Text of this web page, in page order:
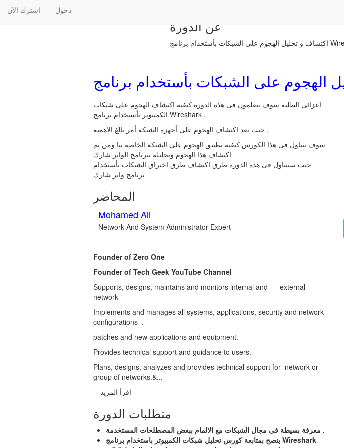
اشترك الآن دخول
عن الدورة
اعزائى الطلبة سوف تتعلمون فى هذة الدورة كيفية اكتشاف الهجوم على شبكات
الكمبيوتر بأستخدام برنامج Wireshark .
حيث يعد اكتشاف الهجوم على أجهزة الشبكة أمر بالغ الاهمية .
سوف نتناول فى هذا الكورس كيفية تطبيق الهجوم على الشبكة الخاصة بنا ومن ثم
حيث سنتناول فى هذة الدورة طرق اكتشاف طرق اختراق الشبكات بأستخدام
برنامج واير شارك
المحاضر
Mohamed Ali
Network And System Administrator Expert
Founder of Zero One
Founder of Tech Geek YouTube Channel
Supports, designs, maintains and monitors internal and external
network
Implements and manages all systems, applications, security and network
configurations .
patches and new applications and equipment.
Provides technical support and guidance to users.
Plans, designs, analyzes and provides technical support for network or
group of networks.&...
اقرأ المزيد
متطلبات الدورة
معرفة بسيطة فى مجال الشبكات مع الالمام ببعض المصطلحات المستخدمة .
ينصح بمتابعة كورس تحليل شبكات الكمبيوتر باستخدام برنامج Wireshark